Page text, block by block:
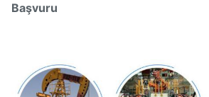
Başvuru